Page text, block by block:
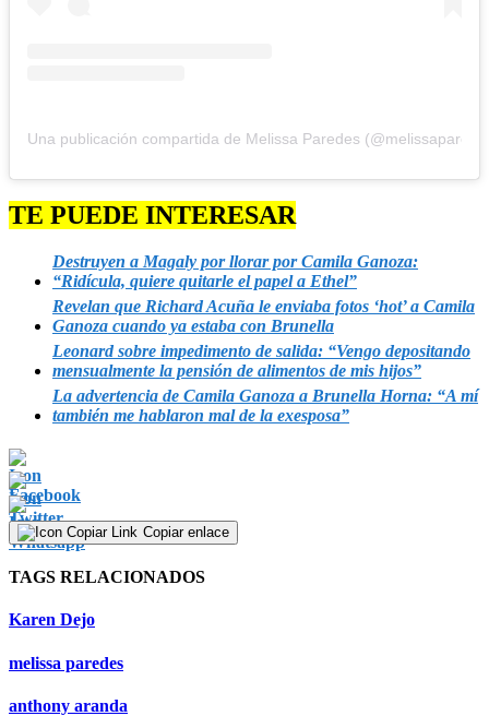
Una publicación compartida de Melissa Paredes
TE PUEDE INTERESAR
Destruyen a Magaly por llorar por Camila Ganoza:
“Ridícula, quiere quitarle el papel a Ethel”
Revelan que Richard Acuña le enviaba fotos ‘hot’ a Camila
Ganoza cuando ya estaba con Brunella
Leonard sobre impedimento de salida: “Vengo depositando
mensualmente la pensión de alimentos de mis hijos”
La advertencia de Camila Ganoza a Brunella Horna: “A mí
también me hablaron mal de la exesposa”
Copiar enlace
TAGS RELACIONADOS
Karen Dejo
melissa paredes
anthony aranda